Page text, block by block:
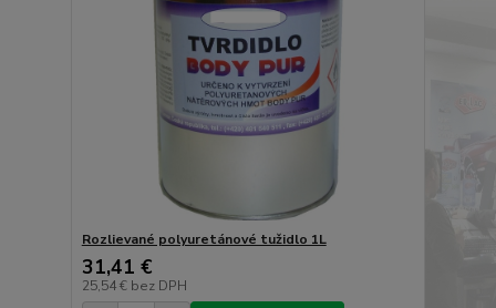
Rozlievané polyuretánové tužidlo 1L
31,41 €
25,54 € bez DPH